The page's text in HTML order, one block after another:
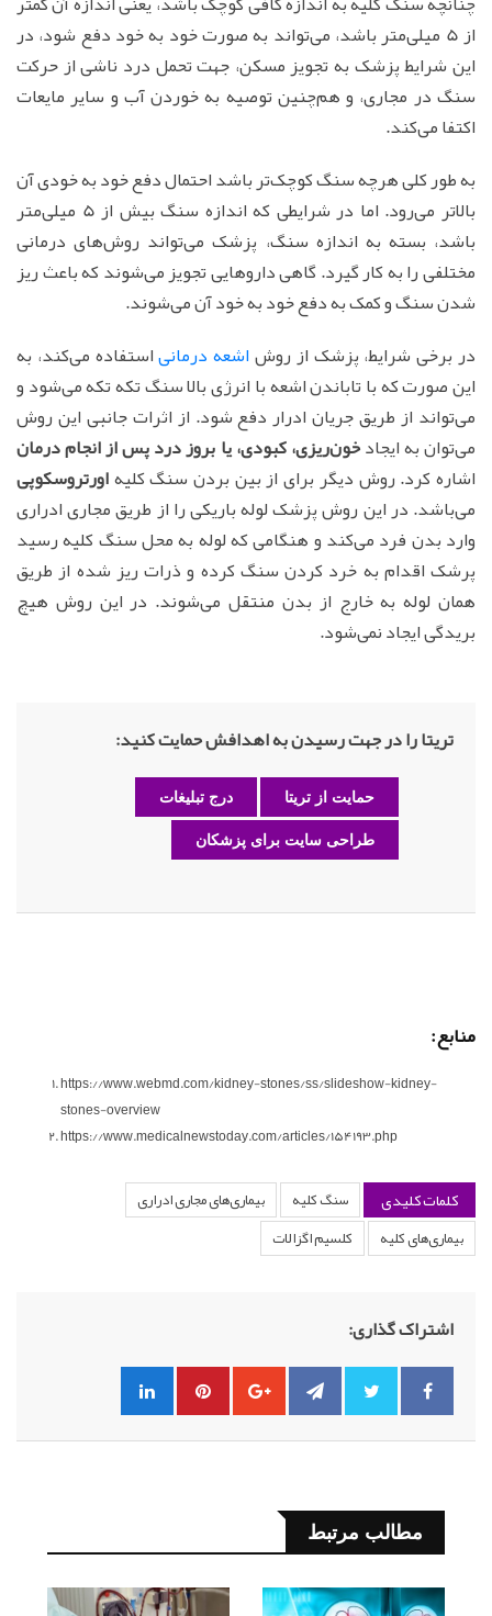
از 5 میلی‌متر باشد، می‌تواند به صورت خود به خود دفع شود، در
این شرایط پزشک به تجویز مسکن، جهت تحمل درد ناشی از حرکت
سنگ در مجاری، و هم‌چنین توصیه به خوردن آب و سایر مایعات
اکتفا می‌کند.
به طور کلی هرچه سنگ کوچک‌تر باشد احتمال دفع خود به خودی آن
بالاتر می‌رود. اما در شرایطی که اندازه سنگ بیش از 5 میلی‌متر
باشد، بسته به اندازه سنگ، پزشک می‌تواند روش‌های درمانی
مختلفی را به کار گیرد. گاهی داروهایی تجویز می‌شوند که باعث ریز
شدن سنگ و کمک به دفع خود به خود آن می‌شوند.
در برخی شرایط، پزشک از روشاشعه درمانیاستفاده می‌کند، به
این صورت که با تاباندن اشعه با انرژی بالا سنگ تکه تکه می‌شود و
می‌تواند از طریق جریان ادرار دفع شود. از اثرات جانبی این روش
می‌توان به ایجادخون‌ریزی، کبودی، یا بروز درد پس از انجام درمان
اشاره کرد. روش دیگر برای از بین بردن سنگ کلیهاورتروسکوپی
می‌باشد. در این روش پزشک لوله باریکی را از طریق مجاری ادراری
وارد بدن فرد می‌کند و هنگامی که لوله به محل سنگ کلیه رسید
پرشک اقدام به خرد کردن سنگ کرده و ذرات ریز شده از طریق
همان لوله به خارج از بدن منتقل می‌شوند. در این روش هیچ
بریدگی ایجاد نمی‌شود.
تریتا را در جهت رسیدن به اهدافش حمایت کنید:
حمایت از تریتا درج تبلیغات
طراحی سایت برای پزشکان
منابع:
https://www.webmd.com/kidney-stones/ss/slideshow-kidney-
stones-overview
https://www.medicalnewstoday.com/articles/154193.php
کلمات کلیدی سنگ کلیه
بیماری‌های مجاری ادراری
بیماری‌های کلیه
کلسیم اگزالات
اشتراک گذاری:
مطالب مرتبط